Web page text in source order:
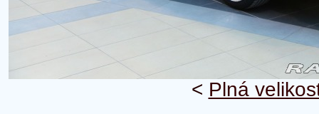
< Plná